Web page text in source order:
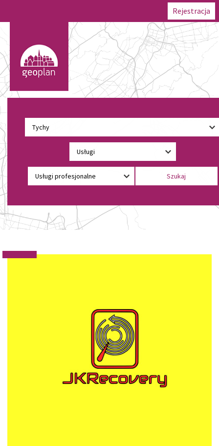
Rejestracja